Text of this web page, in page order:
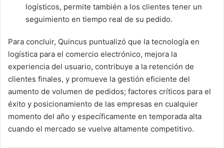
logísticos, permite también a los clientes tener un
seguimiento en tiempo real de su pedido.
Para concluir, Quincus puntualizó que la tecnología en
logística para el comercio electrónico, mejora la
experiencia del usuario, contribuye a la retención de
clientes finales, y promueve la gestión eficiente del
aumento de volumen de pedidos; factores críticos para el
éxito y posicionamiento de las empresas en cualquier
momento del año y específicamente en temporada alta
cuando el mercado se vuelve altamente competitivo.